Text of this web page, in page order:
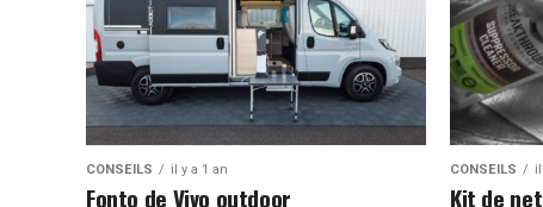
CONSEILS il y a 1 an
Fonto de Vivo outdoor
CONSEILS
Kit de